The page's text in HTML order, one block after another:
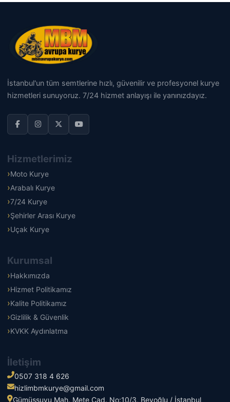
İstanbul'un tüm semtlerine hızlı, güvenilir ve profesyonel kurye
hizmetleri sunuyoruz. 7/24 hizmet anlayışı ile yanınızdayız.
Hizmetlerimiz
Moto Kurye
Arabalı Kurye
7/24 Kurye
Şehirler Arası Kurye
Uçak Kurye
Kurumsal
Hakkımızda
Hizmet Politikamız
Kalite Politikamız
Gizlilik & Güvenlik
KVKK Aydınlatma
İletişim
0507 318 4 626
hizlimbmkurye@gmail.com
Gümüşsuyu Mah. Mete Cad. No:10/3, Beyoğlu / İstanbul